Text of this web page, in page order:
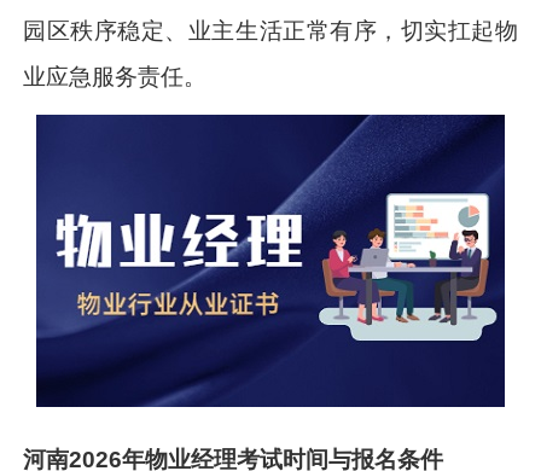
园区秩序稳定、业主生活正常有序，切实扛起物
业应急服务责任。
河南2026年物业经理考试时间与报名条件